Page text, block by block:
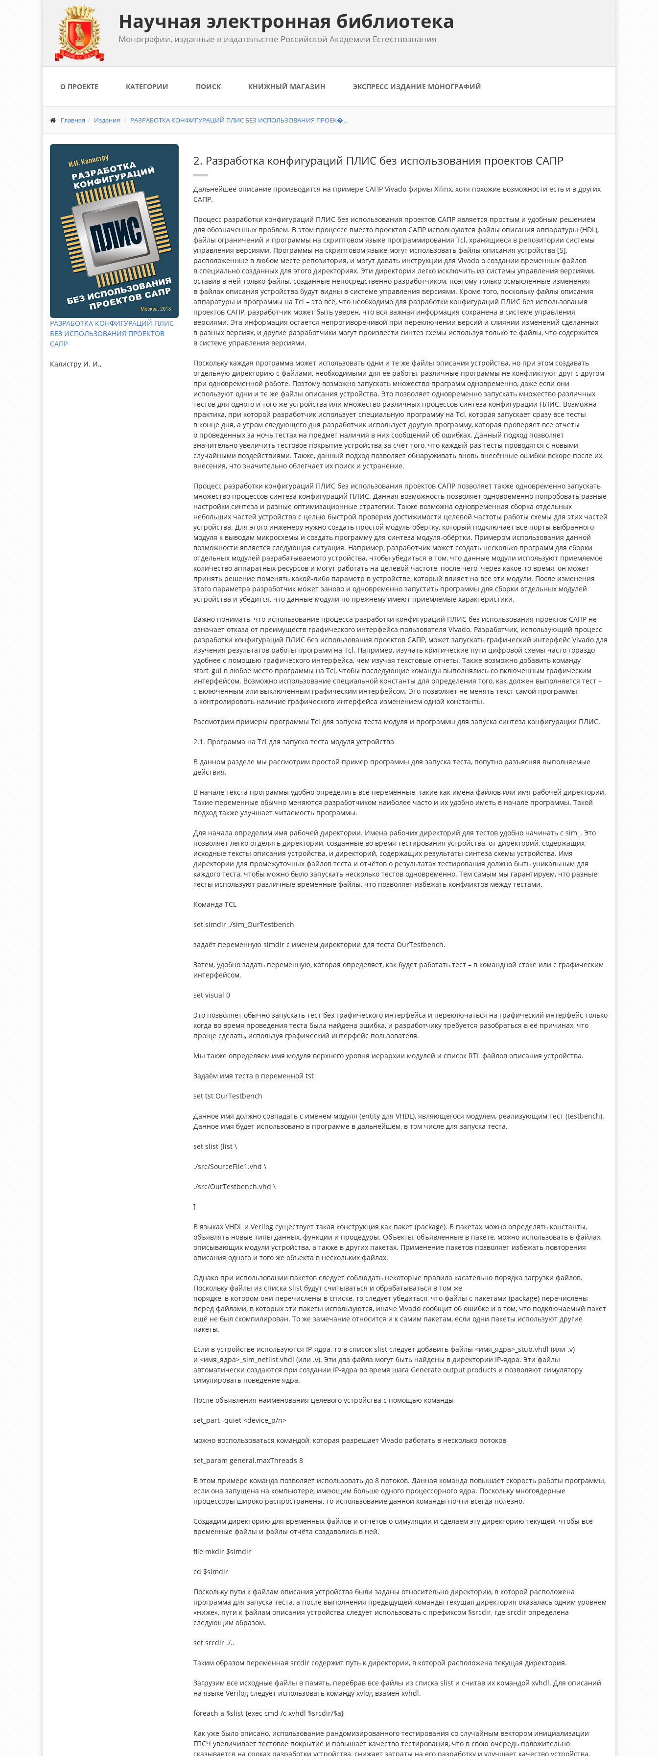
Научная электронная библиотека
Монографии, изданные в издательстве Российской Академии Естествознания
О ПРОЕКТЕ КАТЕГОРИИ ПОИСК КНИЖНЫЙ МАГАЗИН ЭКСПРЕСС ИЗДАНИЕ МОНОГРАФИЙ
Главная Издания РАЗРАБОТКА КОНФИГУРАЦИЙ ПЛИС БЕЗ ИСПОЛЬЗОВАНИЯ ПРОЕК�...
РАЗРАБОТКА КОНФИГУРАЦИЙ ПЛИС
БЕЗ ИСПОЛЬЗОВАНИЯ ПРОЕКТОВ
САПР
Калистру И. И.,
2. Разработка конфигураций ПЛИС без использования проектов САПР
Дальнейшее описание производится на примере САПР Vivado фирмы Xilinx, хотя похожие возможности есть и в других
САПР.
Процесс разработки конфигураций ПЛИС без использования проектов САПР является простым и удобным решением
для обозначенных проблем. В этом процессе вместо проектов САПР используются файлы описания аппаратуры (HDL),
файлы ограничений и программы на скриптовом языке программирования Tcl, хранящиеся в репозитории системы
управления версиями. Программы на скриптовом языке могут использовать файлы описания устройства [5],
расположенные в любом месте репозитория, и могут давать инструкции для Vivado о создании временных файлов
в специально созданных для этого директориях. Эти директории легко исключить из системы управления версиями,
оставив в ней только файлы, созданные непосредственно разработчиком, поэтому только осмысленные изменения
в файлах описания устройства будут видны в системе управления версиями. Кроме того, поскольку файлы описания
аппаратуры и программы на Tcl – это всё, что необходимо для разработки конфигураций ПЛИС без использования
проектов САПР, разработчик может быть уверен, что вся важная информация сохранена в системе управления
версиями. Эта информация остается непротиворечивой при переключении версий и слиянии изменений сделанных
в разных версиях, и другие разработчики могут произвести синтез схемы используя только те файлы, что содержится
в системе управления версиями.
Поскольку каждая программа может использовать одни и те же файлы описания устройства, но при этом создавать
отдельную директорию с файлами, необходимыми для её работы, различные программы не конфликтуют друг с другом
при одновременной работе. Поэтому возможно запускать множество программ одновременно, даже если они
используют одни и те же файлы описания устройства. Это позволяет одновременно запускать множество различных
тестов для одного и того же устройства или множество различных процессов синтеза конфигурации ПЛИС. Возможна
практика, при которой разработчик использует специальную программу на Tcl, которая запускает сразу все тесты
в конце дня, а утром следующего дня разработчик использует другую программу, которая проверяет все отчеты
о проведённых за ночь тестах на предмет наличия в них сообщений об ошибках. Данный подход позволяет
значительно увеличить тестовое покрытие устройства за счёт того, что каждый раз тесты проводятся с новыми
случайными воздействиями. Также, данный подход позволяет обнаруживать вновь внесённые ошибки вскоре после их
внесения, что значительно облегчает их поиск и устранение.
Процесс разработки конфигураций ПЛИС без использования проектов САПР позволяет также одновременно запускать
множество процессов синтеза конфигураций ПЛИС. Данная возможность позволяет одновременно попробовать разные
настройки синтеза и разные оптимизационные стратегии. Также возможна одновременная сборка отдельных
небольших частей устройства с целью быстрой проверки достижимости целевой частоты работы схемы для этих частей
устройства. Для этого инженеру нужно создать простой модуль-обертку, который подключает все порты выбранного
модуля к выводам микросхемы и создать программу для синтеза модуля-обёртки. Примером использования данной
возможности является следующая ситуация. Например, разработчик может создать несколько программ для сборки
отдельных модулей разрабатываемого устройства, чтобы убедиться в том, что данные модули используют приемлемое
количество аппаратных ресурсов и могут работать на целевой частоте, после чего, через какое-то время, он может
принять решение поменять какой-либо параметр в устройстве, который влияет на все эти модули. После изменения
этого параметра разработчик может заново и одновременно запустить программы для сборки отдельных модулей
устройства и убедится, что данные модули по прежнему имеют приемлемые характеристики.
Важно понимать, что использование процесса разработки конфигураций ПЛИС без использования проектов САПР не
означает отказа от преимуществ графического интерфейса пользователя Vivado. Разработчик, использующий процесс
разработки конфигураций ПЛИС без использования проектов САПР, может запускать графический интерфейс Vivado для
изучения результатов работы программ на Tcl. Например, изучать критические пути цифровой схемы часто гораздо
удобнее с помощью графического интерфейса, чем изучая текстовые отчеты. Также возможно добавить команду
start_gui в любое место программы на Tcl, чтобы последующие команды выполнялись со включенным графическим
интерфейсом. Возможно использование специальной константы для определения того, как должен выполняется тест –
с включенным или выключенным графическим интерфейсом. Это позволяет не менять текст самой программы,
а контролировать наличие графического интерфейса изменением одной константы.
Рассмотрим примеры программы Tcl для запуска теста модуля и программы для запуска синтеза конфигурации ПЛИС.
2.1. Программа на Tcl для запуска теста модуля устройства
В данном разделе мы рассмотрим простой пример программы для запуска теста, попутно разъясняя выполняемые
действия.
В начале текста программы удобно определить все переменные, такие как имена файлов или имя рабочей директории.
Такие переменные обычно меняются разработчиком наиболее часто и их удобно иметь в начале программы. Такой
подход также улучшает читаемость программы.
Для начала определим имя рабочей директории. Имена рабочих директорий для тестов удобно начинать с sim_. Это
позволяет легко отделять директории, созданные во время тестирования устройства, от директорий, содержащих
исходные тексты описания устройства, и директорий, содержащих результаты синтеза схемы устройства. Имя
директории для промежуточных файлов теста и отчётов о результатах тестирования должно быть уникальным для
каждого теста, чтобы можно было запускать несколько тестов одновременно. Тем самым мы гарантируем, что разные
тесты используют различные временные файлы, что позволяет избежать конфликтов между тестами.
Команда TCL
set simdir ./sim_OurTestbench
задаёт переменную simdir с именем директории для теста OurTestbench.
Затем, удобно задать переменную, которая определяет, как будет работать тест – в командной стоке или с графическим
интерфейсом.
set visual 0
Это позволяет обычно запускать тест без графического интерфейса и переключаться на графический интерфейс только
когда во время проведения теста была найдена ошибка, и разработчику требуется разобраться в её причинах, что
проще сделать, используя графический интерфейс пользователя.
Мы также определяем имя модуля верхнего уровня иерархии модулей и список RTL файлов описания устройства.
Задаём имя теста в переменной tst
set tst OurTestbench
Данное имя должно совпадать с именем модуля (entity для VHDL), являющегося модулем, реализующим тест (testbench).
Данное имя будет использовано в программе в дальнейшем, в том числе для запуска теста.
set slist [list \
./src/SourceFile1.vhd \
./src/OurTestbench.vhd \
]
В языках VHDL и Verilog существует такая конструкция как пакет (package). В пакетах можно определять константы,
объявлять новые типы данных, функции и процедуры. Объекты, объявленные в пакете, можно использовать в файлах,
описывающих модули устройства, а также в других пакетах. Применение пакетов позволяет избежать повторения
описания одного и того же объекта в нескольких файлах.
Однако при использовании пакетов следует соблюдать некоторые правила касательно порядка загрузки файлов.
Поскольку файлы из списка slist будут считываться и обрабатываться в том же
порядке, в котором они перечислены в списке, то следует убедиться, что файлы с пакетами (package) перечислены
перед файлами, в которых эти пакеты используются, иначе Vivado сообщит об ошибке и о том, что подключаемый пакет
ещё не был скомпилирован. То же замечание относится и к самим пакетам, если одни пакеты используют другие
пакеты.
Если в устройстве используются IP-ядра, то в список slist следует добавить файлы <имя_ядра>_stub.vhdl (или .v)
и <имя_ядра>_sim_netlist.vhdl (или .v). Эти два файла могут быть найдены в директории IP-ядра. Эти файлы
автоматически создаются при создании IP-ядра во время шага Generate output products и позволяют симулятору
симулировать поведение ядра.
После объявления наименования целевого устройства с помощью команды
set_part -quiet <device_p/n>
можно воспользоваться командой, которая разрешает Vivado работать в несколько потоков
set_param general.maxThreads 8
В этом примере команда позволяет использовать до 8 потоков. Данная команда повышает скорость работы программы,
если она запущена на компьютере, имеющим больше одного процессорного ядра. Поскольку многоядерные
процессоры широко распространены, то использование данной команды почти всегда полезно.
Создадим директорию для временных файлов и отчётов о симуляции и сделаем эту директорию текущей, чтобы все
временные файлы и файлы отчёта создавались в ней.
file mkdir $simdir
cd $simdir
Поскольку пути к файлам описания устройства были заданы относительно директории, в которой расположена
программа для запуска теста, а после выполнения предыдущей команды текущая директория оказалась одним уровнем
«ниже», пути к файлам описания устройства следует использовать с префиксом $srcdir, где srcdir определена
следующим образом.
set srcdir ./..
Таким образом переменная srcdir содержит путь к директории, в которой расположена текущая директория.
Загрузим все исходные файлы в память, перебрав все файлы из списка slist и считав их командой xvhdl. Для описаний
на языке Verilog следует использовать команду xvlog взамен xvhdl.
foreach a $slist {exec cmd /c xvhdl $srcdir/$a}
Как уже было описано, использование рандомизированного тестирования со случайным вектором инициализации
ГПСЧ увеличивает тестовое покрытие и повышает качество тестирования, что в свою очередь положительно
сказывается на сроках разработки устройства, снижает затраты на его разработку и улучшает качество устройства.